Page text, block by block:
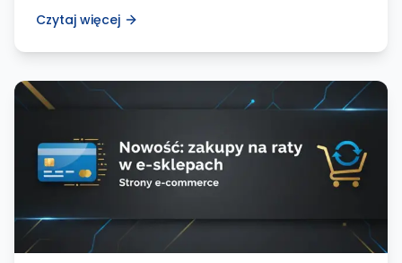
Jeśli prowadzisz sklep internetowy oparty na
dać swoim klientom jak najszerszy wybór sposobów
dla tych kupujących, którzy preferują aplikacje
mobilne […]
Czytaj więcej